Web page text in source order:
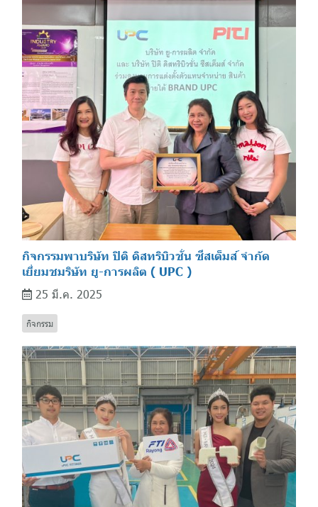
กิจกรรมพาบริษัท ปิติ ดิสทริบิวชั่น ซีสเต็มส์ จำกัด
เยี่ยมชมริษัท ยู-การผลิต ( UPC )
25 มี.ค. 2025
กิจกรรม